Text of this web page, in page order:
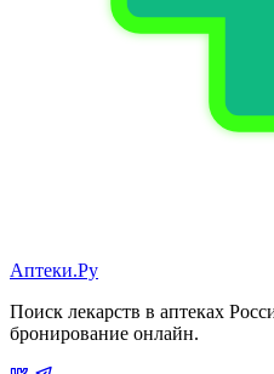
Аптеки.Ру
Поиск лекарств в аптеках
бронирование онлайн.